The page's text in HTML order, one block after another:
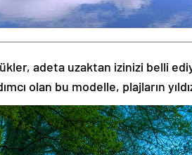
adeta uzaktan izinizi belli
olan bu modelle, plajların